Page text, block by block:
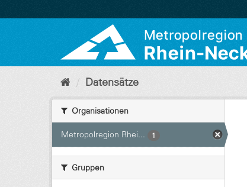
zum
Datensätze
Organisationen
Metropolregion Rhei... 1
Gruppen